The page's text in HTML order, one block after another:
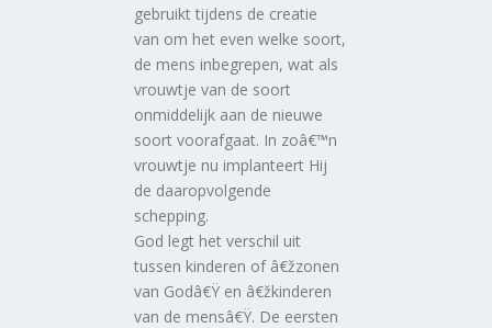
gebruikt tijdens de creatie
van om het even welke soort,
de mens inbegrepen, wat als
vrouwtje van de soort
onmiddelijk aan de nieuwe
soort voorafgaat. In zoâ€™n
vrouwtje nu implanteert Hij
de daaropvolgende
schepping.
God legt het verschil uit
tussen kinderen of â€žzonen
van Godâ€Ÿ en â€žkinderen
van de mensâ€Ÿ. De eersten